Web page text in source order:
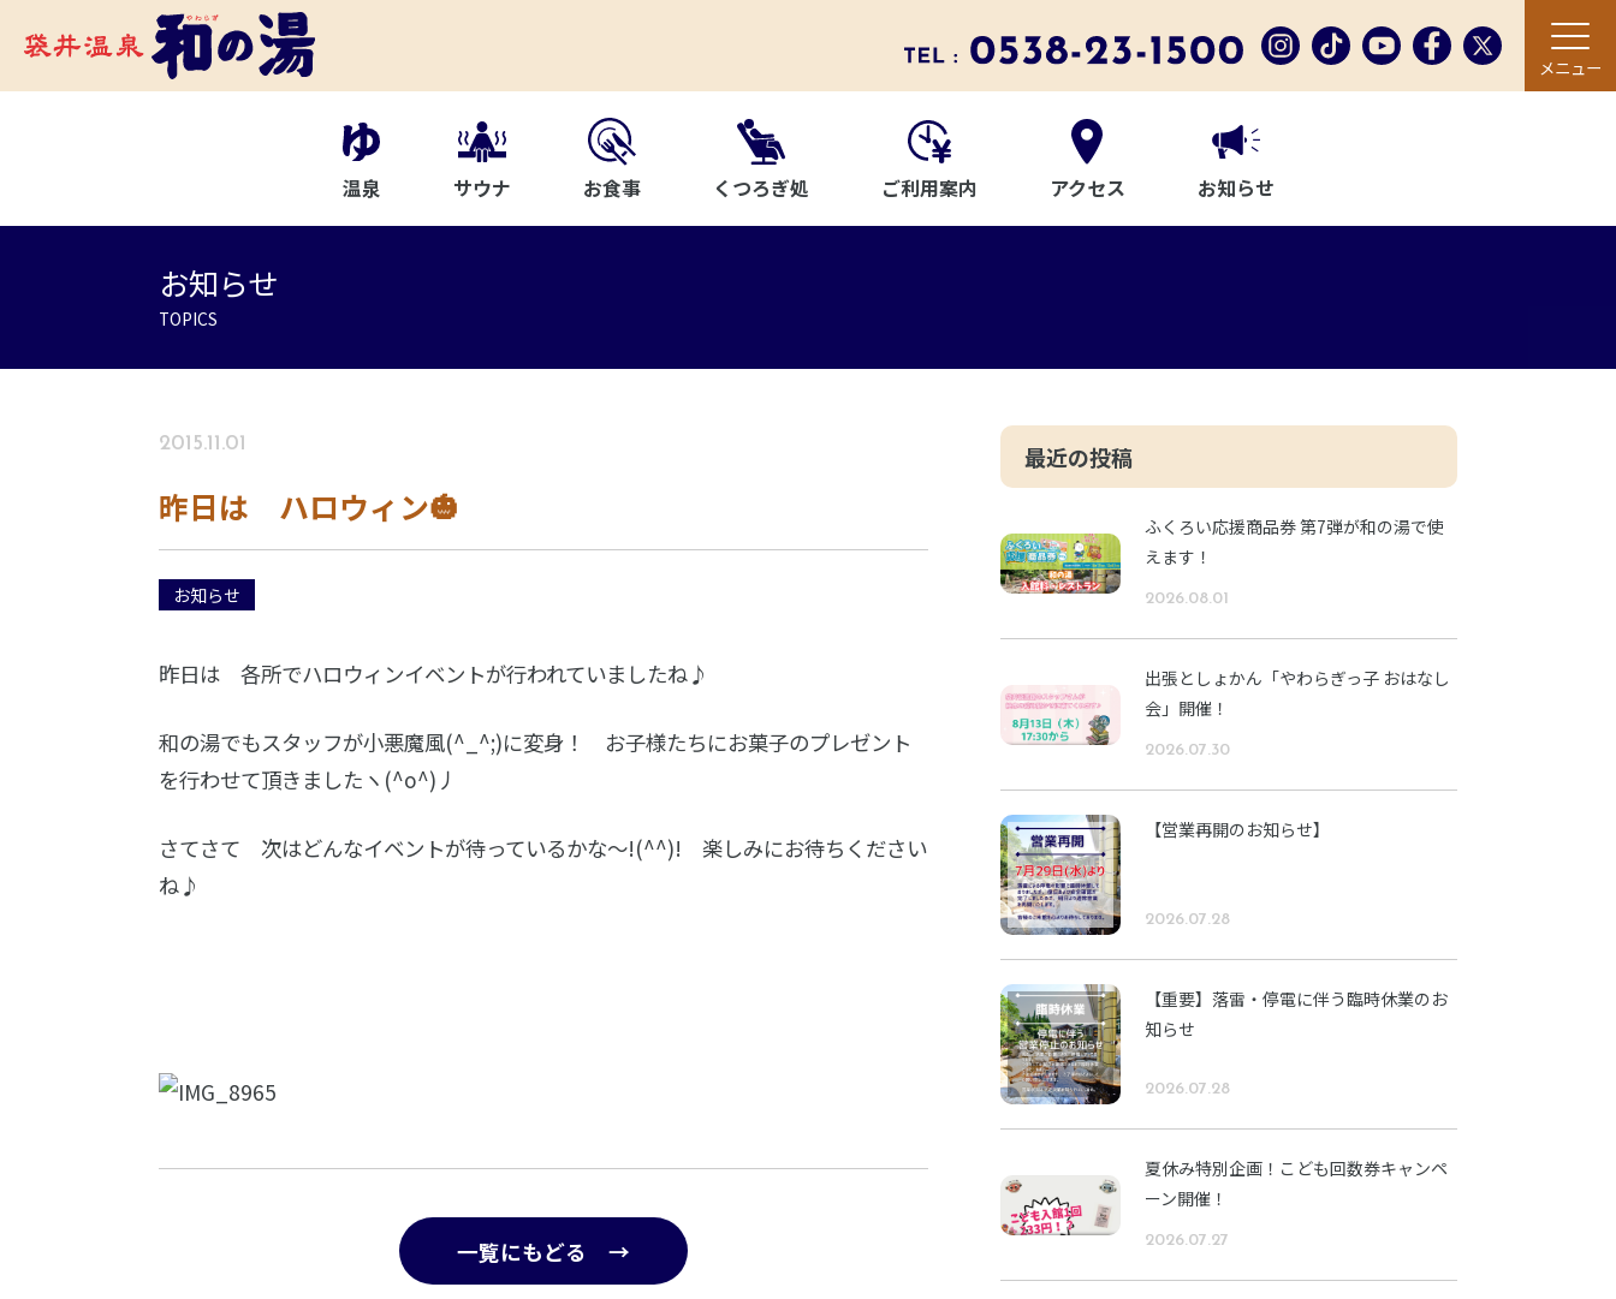
メニュー
温泉 サウナ お食事 くつろぎ処 ご利用案内 アクセス お知らせ
お知らせ
TOPICS
2015.11.01
昨日は ハロウィン🎃
お知らせ
昨日は 各所でハロウィンイベントが行われていましたね♪
和の湯でもスタッフが小悪魔風(^_^;)に変身！ お子様たちにお菓子のプレゼント
を行わせて頂きましたヽ(^o^)丿
さてさて 次はどんなイベントが待っているかな～!(^^)! 楽しみにお待ちください
ね♪
一覧にもどる →
最近の投稿
ふくろい応援商品券 第7弾が和の湯で使
えます！
2026.08.01
出張としょかん「やわらぎっ子 おはなし
会」開催！
2026.07.30
【営業再開のお知らせ】
2026.07.28
【重要】落雷・停電に伴う臨時休業のお
知らせ
2026.07.28
夏休み特別企画！こども回数券キャンペ
ーン開催！
2026.07.27